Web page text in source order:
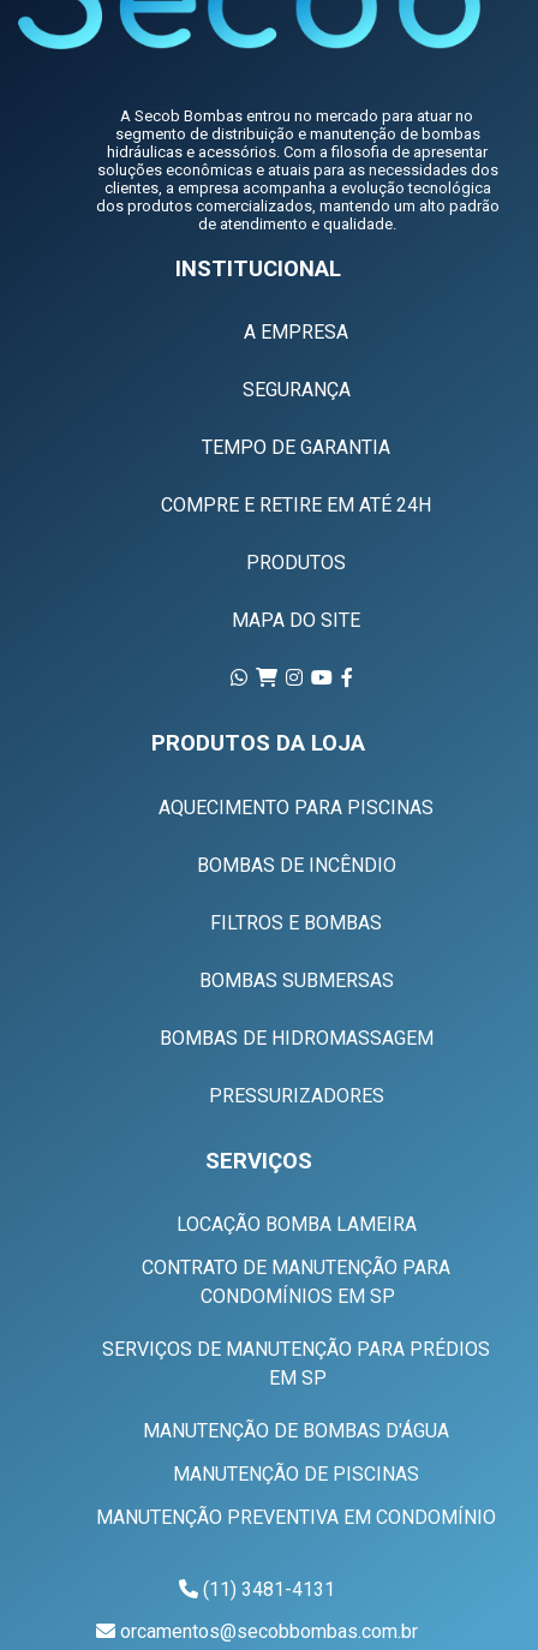
A Secob Bombas entrou no mercado para atuar no
segmento de distribuição e manutenção de bombas
hidráulicas e acessórios. Com a filosofia de apresentar
soluções econômicas e atuais para as necessidades dos
clientes, a empresa acompanha a evolução tecnológica
dos produtos comercializados, mantendo um alto padrão
de atendimento e qualidade.
INSTITUCIONAL
A EMPRESA
SEGURANÇA
TEMPO DE GARANTIA
COMPRE E RETIRE EM ATÉ 24H
PRODUTOS
MAPA DO SITE
PRODUTOS DA LOJA
AQUECIMENTO PARA PISCINAS
BOMBAS DE INCÊNDIO
FILTROS E BOMBAS
BOMBAS SUBMERSAS
BOMBAS DE HIDROMASSAGEM
PRESSURIZADORES
SERVIÇOS
LOCAÇÃO BOMBA LAMEIRA
CONTRATO DE MANUTENÇÃO PARA
CONDOMÍNIOS EM SP
SERVIÇOS DE MANUTENÇÃO PARA PRÉDIOS
EM SP
MANUTENÇÃO DE BOMBAS D'ÁGUA
MANUTENÇÃO DE PISCINAS
MANUTENÇÃO PREVENTIVA EM CONDOMÍNIO
(11) 3481-4131
orcamentos@secobbombas.com.br